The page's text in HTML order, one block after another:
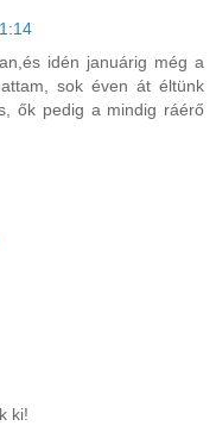
idén januárig még a
sok éven át éltünk
ők pedig a mindig ráérő
ki!